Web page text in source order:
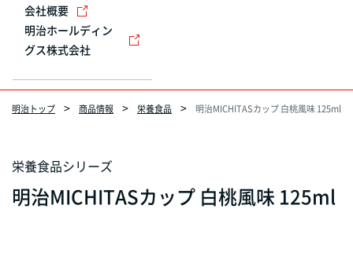
会社概要
明治ホールディン
グス株式会社
明治トップ 商品情報 栄養食品 明治MICHITASカップ 白桃風味 125ml
栄養食品シリーズ
明治MICHITASカップ 白桃風味 125ml